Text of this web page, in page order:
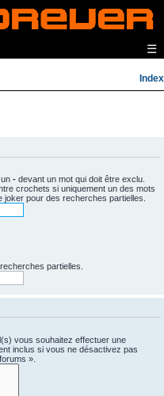
☰
Index
- devant un mot qui doit être exclu.
crochets si uniquement un des mots
pour des recherches partielles.
partielles.
vous souhaitez effectuer une
inclus si vous ne désactivez pas
».